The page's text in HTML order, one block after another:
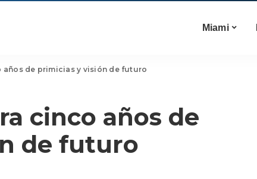
Miami
años de primicias y visión de futuro
cinco años de
de futuro